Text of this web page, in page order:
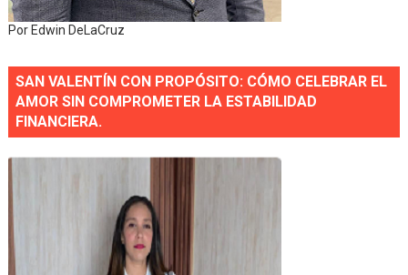
Por Edwin DeLaCruz
SAN VALENTÍN CON PROPÓSITO: CÓMO CELEBRAR EL
AMOR SIN COMPROMETER LA ESTABILIDAD
FINANCIERA.